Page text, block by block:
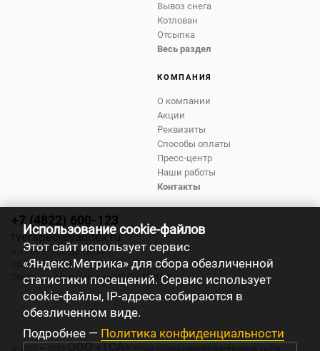
Вывоз снега
Котлован
Отсыпка
Весь раздел
КОМПАНИЯ
О компании
Акции
Реквизиты
Способы оплаты
Пресс-центр
Наши работы
Контакты
+7 (4822) 600-123
tverspec@yandex.ru
пн - пт с 9:00 до 18:00
сб - вс с 9:00 до 17:00
Тверь,ул. Маяковского, 39/89 170019
ООО «ТСА»
Использование cookie-файлов
Этот сайт использует сервис
«Яндекс.Метрика» для сбора обезличенной
статистики посещений. Сервис использует
cookie-файлы, IP-адреса собираются в
обезличенном виде.
Подробнее — Политика конфиденциальности